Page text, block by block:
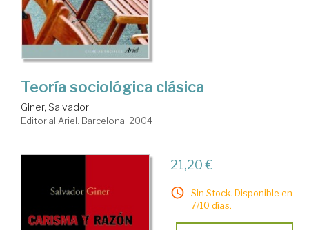
Teoría sociológica clásica
Giner, Salvador
Editorial Ariel. Barcelona, 2004
21,20 €
Sin Stock. Disponible en
7/10 días.